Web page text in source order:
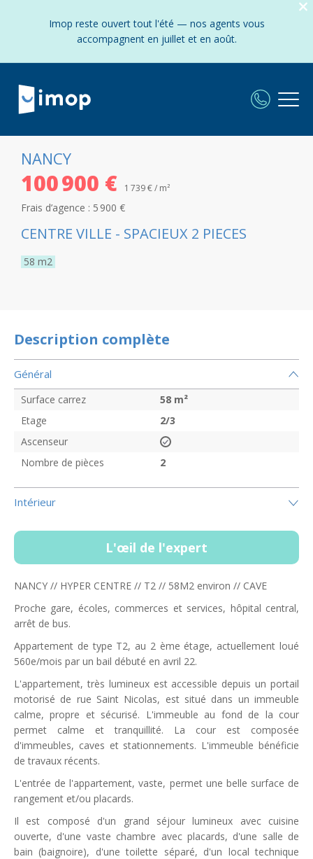
Imop reste ouvert tout l'été — nos agents vous
accompagnent en juillet et en août.
NANCY
100 900 € 1 739 € / m²
Frais d’agence : 5 900 €
CENTRE VILLE - SPACIEUX 2 PIECES
58 m2
Description complète
Général
Surface carrez 58 m²
Etage
2/3
Ascenseur
Nombre de pièces
2
Intérieur
L'œil de l'expert
NANCY // HYPER CENTRE // T2 // 58M2 environ // CAVE
Proche gare, écoles, commerces et services, hôpital central,
arrêt de bus.
Appartement de type T2, au 2 ème étage, actuellement loué
560e/mois par un bail débuté en avril 22.
L'appartement, très lumineux est accessible depuis un portail
motorisé de rue Saint Nicolas, est situé dans un immeuble
calme, propre et sécurisé. L'immeuble au fond de la cour
permet calme et tranquillité. La cour est composée
d'immeubles, caves et stationnements. L'immeuble bénéficie
de travaux récents.
L'entrée de l'appartement, vaste, permet une belle surface de
rangement et/ou placards.
Il est composé d'un grand séjour lumineux avec cuisine
ouverte, d'une vaste chambre avec placards, d'une salle de
bain (baignoire), d'une toilette séparé, d'un local technique